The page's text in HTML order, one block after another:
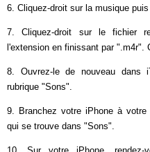
6. Cliquez-droit sur la musique
7. Cliquez-droit sur le fichier
l'extension en finissant par ".m4r".
8. Ouvrez-le de nouveau dans
rubrique "Sons".
9. Branchez votre iPhone à
qui se trouve dans "Sons".